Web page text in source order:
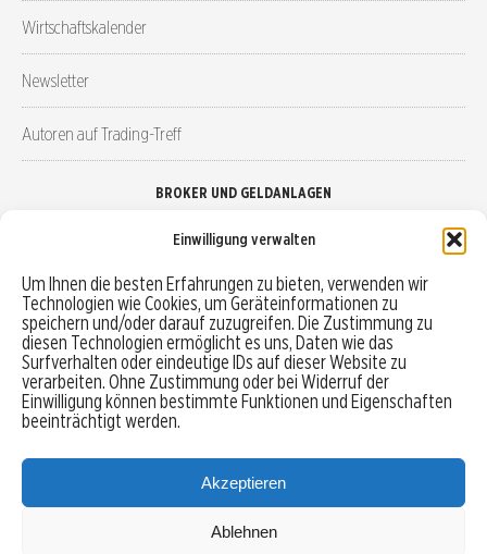
Einwilligung verwalten
Um Ihnen die besten Erfahrungen zu bieten, verwenden wir
Technologien wie Cookies, um Geräteinformationen zu
speichern und/oder darauf zuzugreifen. Die Zustimmung zu
diesen Technologien ermöglicht es uns, Daten wie das
Surfverhalten oder eindeutige IDs auf dieser Website zu
verarbeiten. Ohne Zustimmung oder bei Widerruf der
Einwilligung können bestimmte Funktionen und Eigenschaften
beeinträchtigt werden.
Akzeptieren
Ablehnen
Wirtschaftskalender
Newsletter
Autoren auf Trading-Treff
BROKER UND GELDANLAGEN
Robo-Advisor vergleichen
Depotvergleich
Festgeld vergleichen
Tagesgeld vergleichen